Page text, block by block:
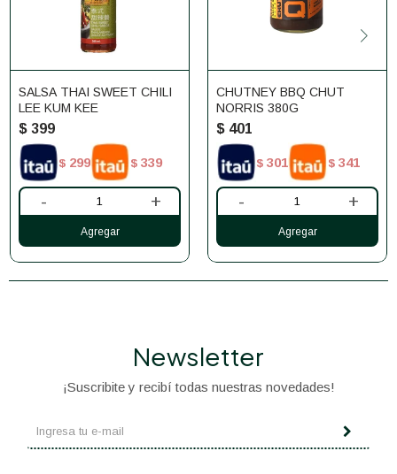
SALSA THAI SWEET CHILI
LEE KUM KEE
$ 399
$ 299 $ 339
- +
CHUTNEY BBQ CHUT
NORRIS 380G
$ 401
$ 301 $ 341
- +
Newsletter
¡Suscribite y recibí todas nuestras novedades!